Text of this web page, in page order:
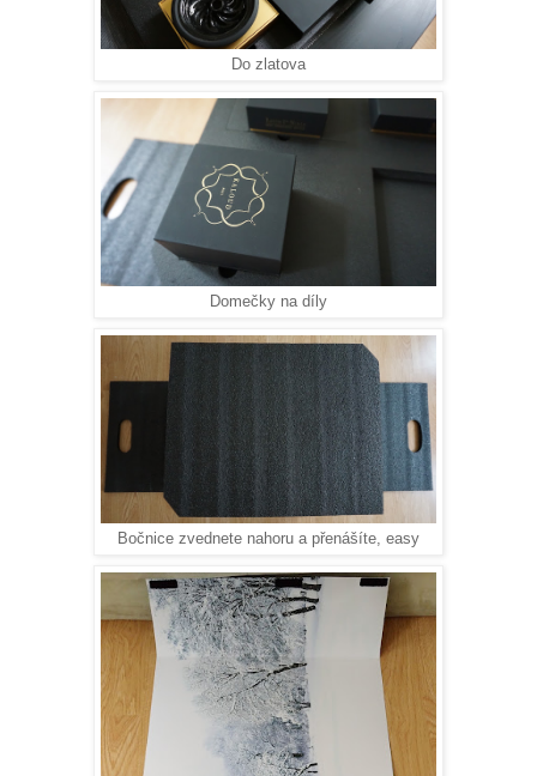
Do zlatova
Domečky na díly
Bočnice zvednete nahoru a přenášíte, easy